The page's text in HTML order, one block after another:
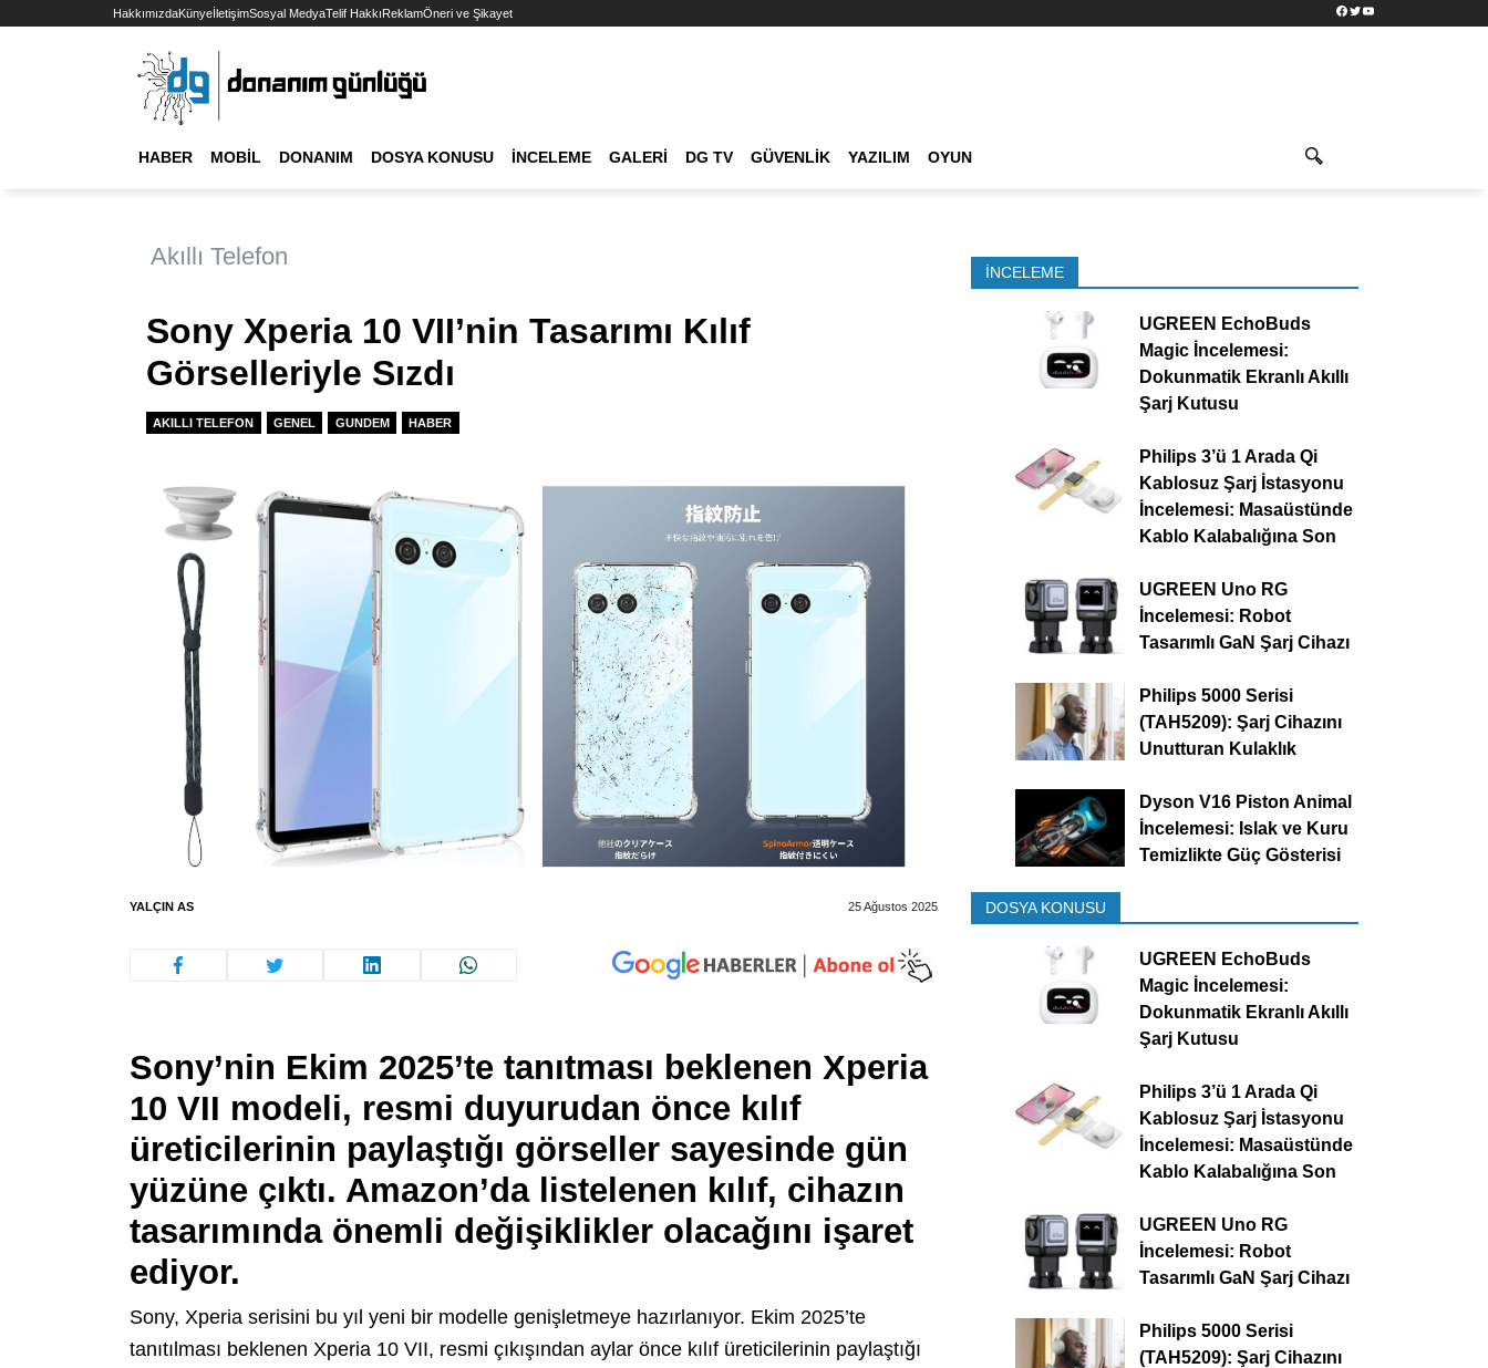
HakkımızdaKünyeİletişimSosyal MedyaTelif HakkıReklamÖneri ve Şikayet Facebook
TwitterYouTube
HABER MOBIL DONANIM DOSYA KONUSU İNCELEME GALERI DG TV GÜVENLIK YAZILIM OYUN
Akıllı Telefon
Sony Xperia 10 VII’nin Tasarımı Kılıf
Görselleriyle Sızdı
AKILLI TELEFON GENEL GUNDEM HABER
YALÇIN AS 25 Ağustos 2025
Sony’nin Ekim 2025’te tanıtması beklenen Xperia
10 VII modeli, resmi duyurudan önce kılıf
üreticilerinin paylaştığı görseller sayesinde gün
yüzüne çıktı. Amazon’da listelenen kılıf, cihazın
tasarımında önemli değişiklikler olacağını işaret
ediyor.
Sony, Xperia serisini bu yıl yeni bir modelle genişletmeye hazırlanıyor. Ekim 2025’te
tanıtılması beklenen Xperia 10 VII, resmi çıkışından aylar önce kılıf üreticilerinin paylaştığı
İNCELEME
UGREEN EchoBuds
Magic İncelemesi:
Dokunmatik Ekranlı Akıllı
Şarj Kutusu
Philips 3’ü 1 Arada Qi
Kablosuz Şarj İstasyonu
İncelemesi: Masaüstünde
Kablo Kalabalığına Son
UGREEN Uno RG
İncelemesi: Robot
Tasarımlı GaN Şarj Cihazı
Philips 5000 Serisi
(TAH5209): Şarj Cihazını
Unutturan Kulaklık
Dyson V16 Piston Animal
İncelemesi: Islak ve Kuru
Temizlikte Güç Gösterisi
DOSYA KONUSU
UGREEN EchoBuds
Magic İncelemesi:
Dokunmatik Ekranlı Akıllı
Şarj Kutusu
Philips 3’ü 1 Arada Qi
Kablosuz Şarj İstasyonu
İncelemesi: Masaüstünde
Kablo Kalabalığına Son
UGREEN Uno RG
İncelemesi: Robot
Tasarımlı GaN Şarj Cihazı
Philips 5000 Serisi
(TAH5209): Şarj Cihazını